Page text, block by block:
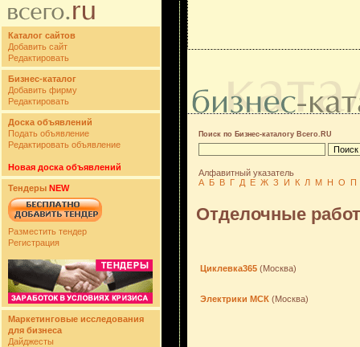
Каталог сайтов
Добавить сайт
Редактировать
Бизнес-каталог
Добавить фирму
Редактировать
Доска объявлений
Подать объявление
Редактировать объявление
Новая доска объявлений
Тендеры NEW
Разместить тендер
Регистрация
Маркетинговые исследования
для бизнеса
Дайджесты
Поиск по Бизнес-каталогу Всего.RU
Алфавитный указатель
А Б В Г Д Е Ж З И К Л М Н О П
Отделочные
Циклевка365 (Москва)
Электрики МСК (Москва)